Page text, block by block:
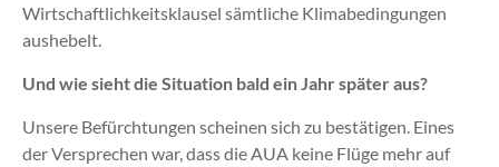
Wirtschaftlichkeitsklausel sämtliche Klimabedingungen
aushebelt.
Und wie sieht die Situation bald ein Jahr später aus?
Unsere Befürchtungen scheinen sich zu bestätigen. Eines
der Versprechen war, dass die AUA keine Flüge mehr auf